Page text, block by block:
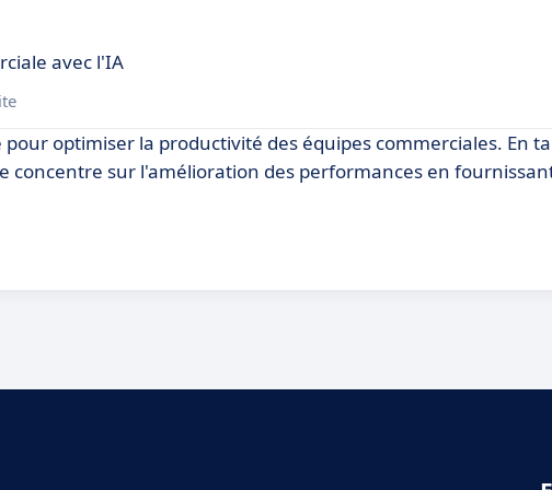
avec l'IA
optimiser la productivité des équipes commerciales. En
concentre sur l'amélioration des performances en